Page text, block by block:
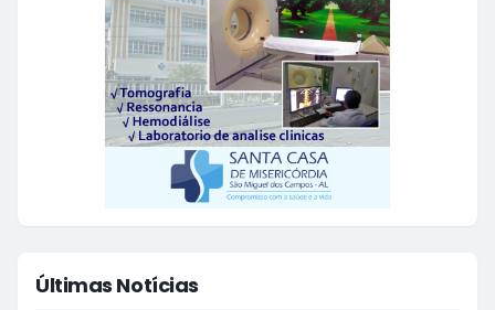
Últimas Notícias